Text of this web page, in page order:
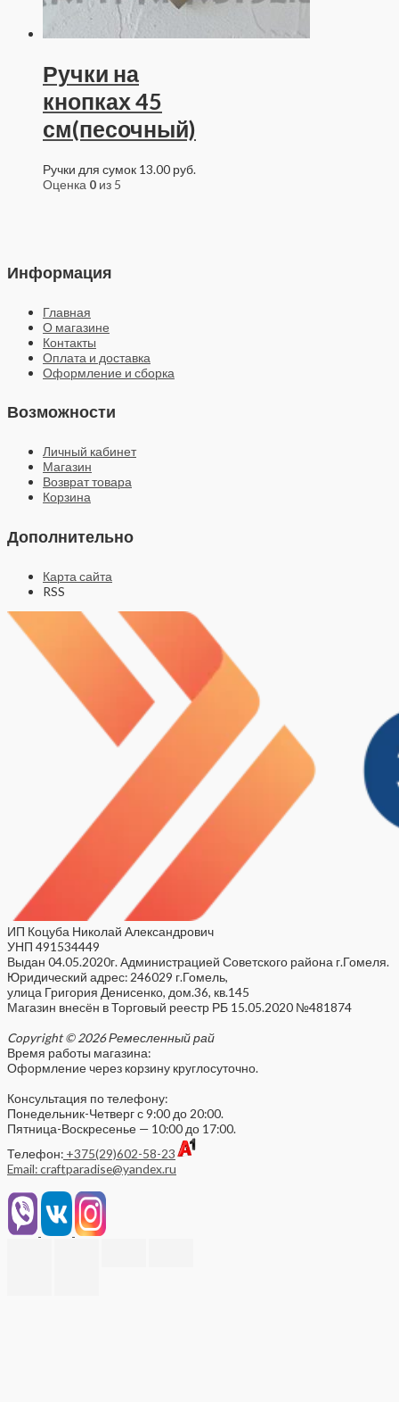
Ручки на
кнопках 45
см(песочный)
Ручки для сумок 13.00 руб.
Оценка 0 из 5
Информация
Главная
О магазине
Контакты
Оплата и доставка
Оформление и сборка
Возможности
Личный кабинет
Магазин
Возврат товара
Корзина
Дополнительно
Карта сайта
RSS
ИП Коцуба Николай Александрович
УНП 491534449
Выдан 04.05.2020г. Администрацией Советского района г.Гомеля.
Юридический адрес: 246029 г.Гомель,
улица Григория Денисенко, дом.36, кв.145
Магазин внесён в Торговый реестр РБ 15.05.2020 №481874
Copyright © 2026 Ремесленный рай
Время работы магазина:
Оформление через корзину круглосуточно.
Консультация по телефону:
Понедельник-Четверг с 9:00 до 20:00.
Пятница-Воскресенье — 10:00 до 17:00.
Телефон: +375(29)602-58-23
Email: craftparadise@yandex.ru